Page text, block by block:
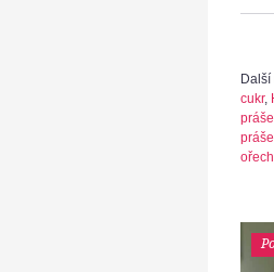
Další
cukr,